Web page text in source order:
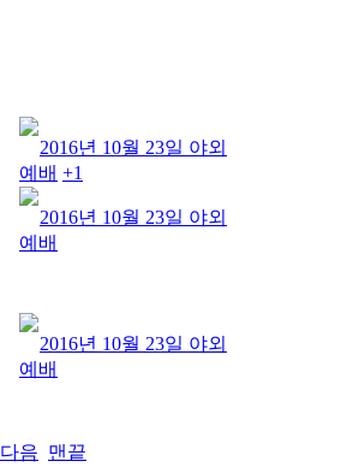
2016년 10월 23일 야외
예배 +1
2016년 10월 23일 야외
예배
2016년 10월 23일 야외
예배
다음 맨끝